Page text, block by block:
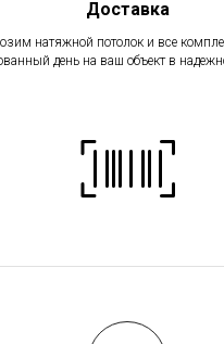
Доставка
натяжной потолок и все
день на ваш объект в